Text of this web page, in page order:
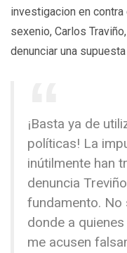
investigacion en
sexenio, Carlos
denunciar una
¡Basta ya de
políticas! La
inútilmente han
denuncia
fundamento. No
donde a
me acusen